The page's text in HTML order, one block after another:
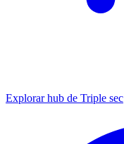
Explorar hub de Triple sec